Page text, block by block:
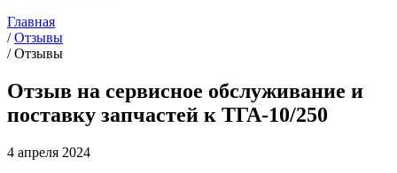
Главная
/Отзывы
/Отзывы
Отзыв на сервисное обслуживание и
поставку запчастей к ТГА-10/250
4 апреля 2024